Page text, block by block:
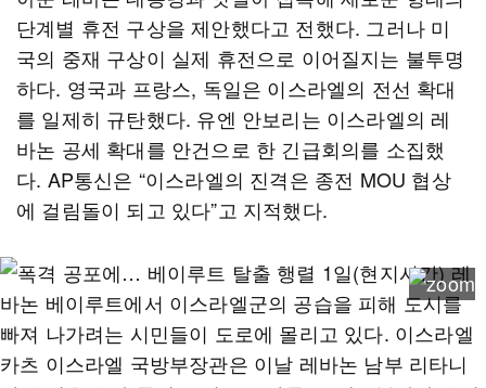
단계별 휴전 구상을 제안했다고 전했다. 그러나 미
국의 중재 구상이 실제 휴전으로 이어질지는 불투명
하다. 영국과 프랑스, 독일은 이스라엘의 전선 확대
를 일제히 규탄했다. 유엔 안보리는 이스라엘의 레
바논 공세 확대를 안건으로 한 긴급회의를 소집했
다. AP통신은 “이스라엘의 진격은 종전 MOU 협상
에 걸림돌이 되고 있다”고 지적했다.